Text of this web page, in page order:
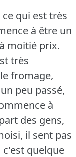
qui est très
à être un
moitié prix.
très
fromage,
peu passé,
à
des gens,
il sent pas
quelque